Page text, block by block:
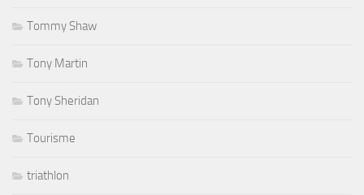
Tommy Shaw
Tony Martin
Tony Sheridan
Tourisme
triathlon